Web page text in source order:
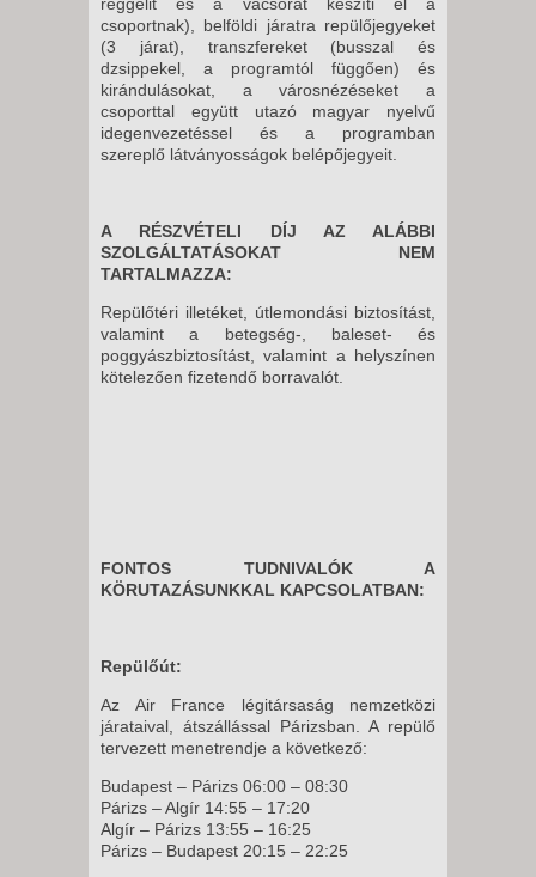
csoportnak), belföldi járatra repülőjegyeket
(3 járat), transzfereket (busszal és
dzsippekel, a programtól függően) és
kirándulásokat, a városnézéseket a
csoporttal együtt utazó magyar nyelvű
idegenvezetéssel és a programban
szereplő látványosságok belépőjegyeit.
A RÉSZVÉTELI DÍJ AZ ALÁBBI
SZOLGÁLTATÁSOKAT NEM
TARTALMAZZA:
Repülőtéri illetéket, útlemondási biztosítást,
valamint a betegség-, baleset- és
poggyászbiztosítást, valamint a helyszínen
kötelezően fizetendő borravalót.
FONTOS TUDNIVALÓK A
KÖRUTAZÁSUNKKAL KAPCSOLATBAN:
Repülőút:
Az Air France légitársaság nemzetközi
járataival, átszállással Párizsban. A repülő
tervezett menetrendje a következő:
Budapest – Párizs 06:00 – 08:30
Párizs – Algír 14:55 – 17:20
Algír – Párizs 13:55 – 16:25
Párizs – Budapest 20:15 – 22:25